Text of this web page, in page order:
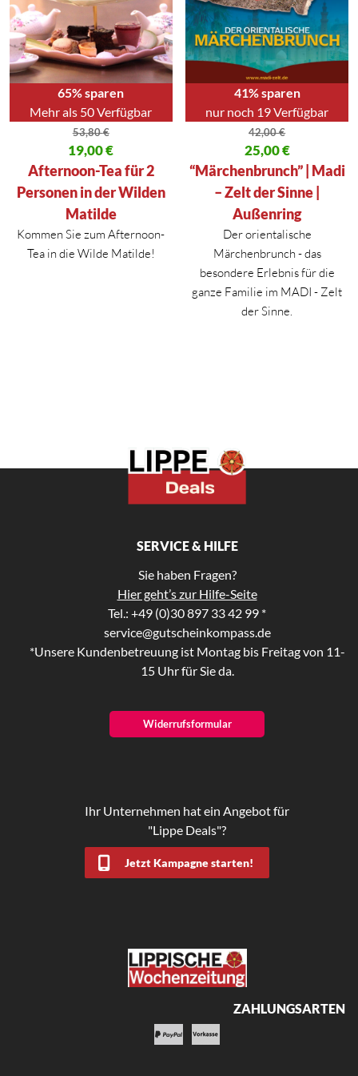
65% sparen
Mehr als 50 Verfügbar
53,80€
Ursprünglicher Preis war: 53,80 €
19,00€
Aktueller Preis ist: 19,00 €.
Afternoon-Tea für 2
Personen in der Wilden
Matilde
Kommen Sie zum Afternoon-
Tea in die Wilde Matilde!
41% sparen
nur noch 19 Verfügbar
42,00€
Ursprünglicher Preis war:
25,00€
Aktueller Preis ist: 25,00 €.
“Märchenbrunch” | Madi
– Zelt der Sinne |
Außenring
Der orientalische
Märchenbrunch - das
besondere Erlebnis für die
ganze Familie im MADI - Zelt
der Sinne.
SERVICE & HILFE
Sie haben Fragen?
Hier geht’s zur Hilfe-Seite
Tel.: +49 (0)30 897 33 42 99 *
service@gutscheinkompass.de
*Unsere Kundenbetreuung ist Montag bis Freitag von 11-
15 Uhr für Sie da.
Widerrufsformular
Ihr Unternehmen hat ein Angebot für
"Lippe Deals"?
Jetzt Kampagne starten!
ZAHLUNGSARTEN